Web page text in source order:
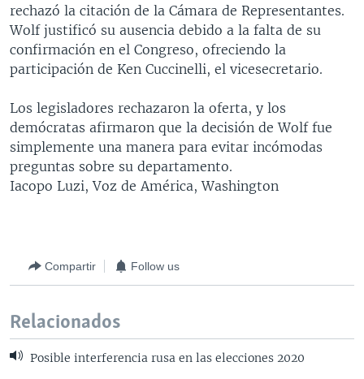
rechazó la citación de la Cámara de Representantes.
Wolf justificó su ausencia debido a la falta de su
confirmación en el Congreso, ofreciendo la
participación de Ken Cuccinelli, el vicesecretario.
Los legisladores rechazaron la oferta, y los
demócratas afirmaron que la decisión de Wolf fue
simplemente una manera para evitar incómodas
preguntas sobre su departamento.
Iacopo Luzi, Voz de América, Washington
Compartir Follow us
Relacionados
Posible interferencia rusa en las elecciones 2020